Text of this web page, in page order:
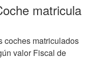
matricula
coches matriculados
valor Fiscal de